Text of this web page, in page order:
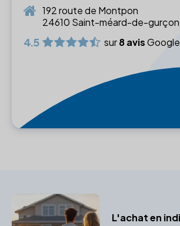
192 route de Montpon
24610 Saint-méard-de-gurçon
4.5 sur8 avisGoogle